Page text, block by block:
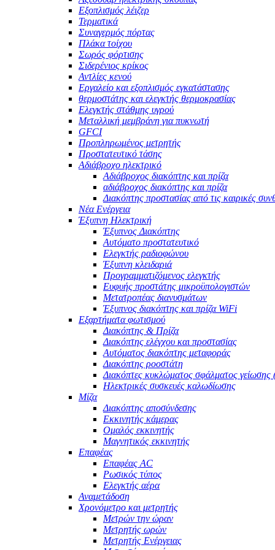
Εξοπλισμός λέιζερ
Τερματικά
Συναγερμός πόρτας
Πλάκα τοίχου
Σωρός φόρτισης
Σιδερένιος κρίκος
Αντλίες κενού
Εργαλείο και εξοπλισμός εγκατάστασης
θερμοστάτης και ελεγκτής θερμοκρασίας
Ελεγκτής στάθμης υγρού
Μεταλλική μεμβράνη για πυκνωτή
GFCI
Προπληρωμένος μετρητής
Προστατευτικό τάσης
Αδιάβροχο ηλεκτρικό
Αδιάβροχος διακόπτης και πρίζα
αδιάβροχος διακόπτης και πρίζα
Διακόπτης προστασίας από τις καιρικές
Νέα Ενέργεια
Έξυπνη Ηλεκτρική
Έξυπνος Διακόπτης
Αυτόματο προστατευτικό
Ελεγκτής ραδιοφώνου
Έξυπνη κλειδαριά
Προγραμματιζόμενος ελεγκτής
Ευφυής προστάτης μικροϋπολογιστών
Μετατροπέας διανυσμάτων
Έξυπνος διακόπτης και πρίζα WiFi
Εξαρτήματα φωτισμού
Διακόπτης & Πρίζα
Διακόπτης ελέγχου και προστασίας
Αυτόματος διακόπτης μεταφοράς
Διακόπτης ροοστάτη
Διακόπτες κυκλώματος σφάλματος
Ηλεκτρικές συσκευές καλωδίωσης
Μίζα
Διακόπτης αποσύνδεσης
Εκκινητής κάμερας
Ομαλός εκκινητής
Μαγνητικός εκκινητής
Επαφέας
Επαφέας AC
Ρωσικός τύπος
Ελεγκτής αέρα
Αναμετάδοση
Χρονόμετρο και μετρητής
Μετρών την ώραν
Μετρητής ωρών
Μετρητής Ενέργειας